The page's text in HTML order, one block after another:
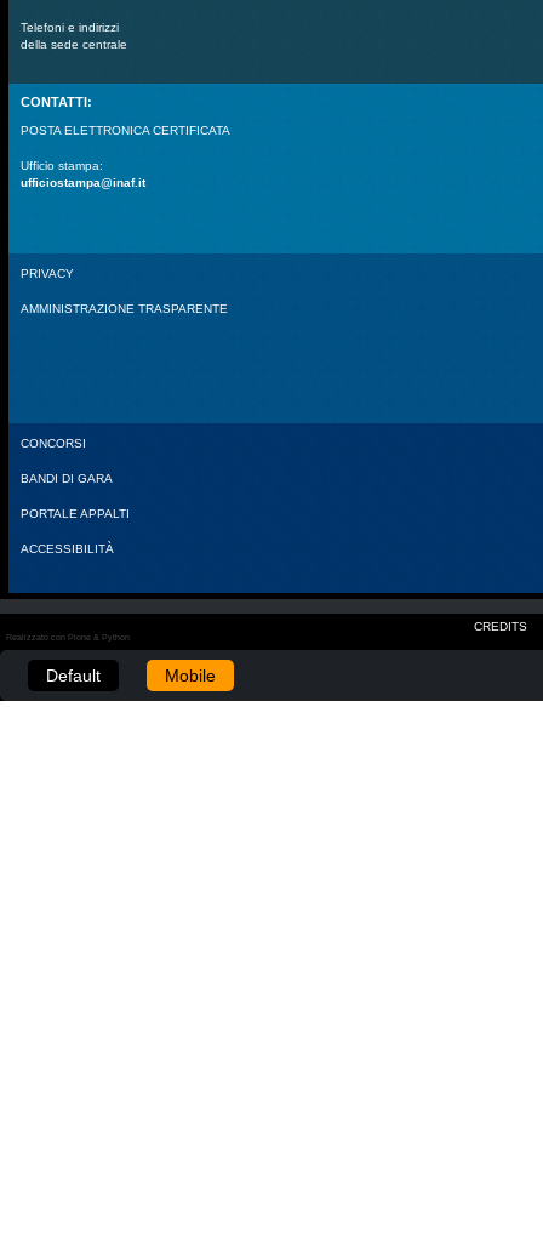
Telefoni e indirizzi
della sede centrale
CONTATTI:
POSTA ELETTRONICA CERTIFICATA
Ufficio stampa:
ufficiostampa@inaf.it
PRIVACY
AMMINISTRAZIONE TRASPARENTE
CONCORSI
BANDI DI GARA
PORTALE APPALTI
ACCESSIBILITÀ
CREDITS
Realizzato con Plone & Python
Default Mobile